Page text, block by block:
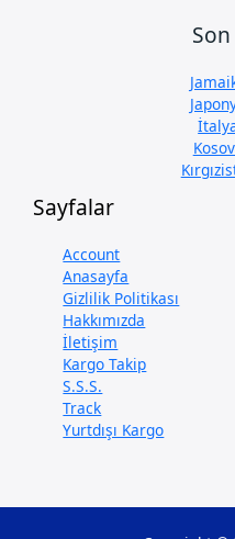
Son
Sayfalar
Account
Anasayfa
Gizlilik Politikası
Hakkımızda
İletişim
Kargo Takip
S.S.S.
Track
Yurtdışı Kargo